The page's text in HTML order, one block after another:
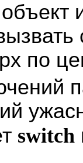
по
switch